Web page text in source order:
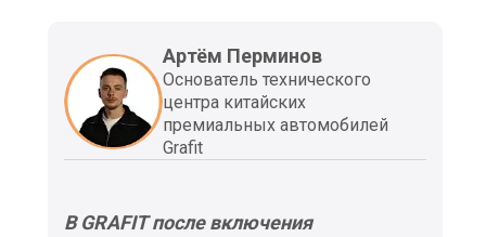
Артём Перминов
Основатель технического
центра китайских
премиальных автомобилей
Grafit
В GRAFIT после включения